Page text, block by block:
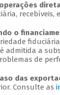
operações
recebíveis,
o
admitida a
de
das
Consulte as